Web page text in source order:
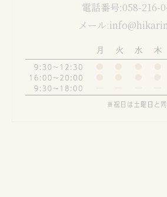
電話番号:058-216-
メール